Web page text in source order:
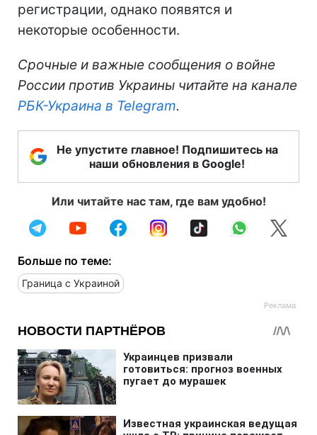
регистрации, однако появятся и
некоторые особенности.
Срочные и важные сообщения о войне
России против Украины читайте на канале
РБК-Украина в Telegram.
Не упустите главное! Подпишитесь на
наши обновления в Google!
Или читайте нас там, где вам удобно!
Больше по теме:
Граница с Украиной